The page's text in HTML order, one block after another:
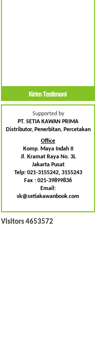
Supported by
PT. SETIA KAWAN PRIMA
Distributor, Penerbitan, Percetakan
Office
Komp. Maya Indah II
Jl. Kramat Raya No. 3L
Jakarta Pusat
Telp: 021-3155242, 3155243
Fax : 021-39899836
Email:
sk@setiakawanbook.com
Visitors 4653572